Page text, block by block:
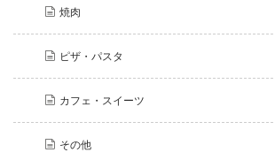
焼肉
ピザ・パスタ
カフェ・スイーツ
その他